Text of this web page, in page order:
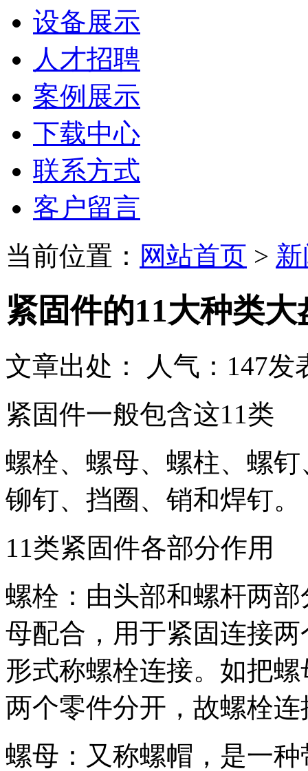
设备展示
人才招聘
案例展示
下载中心
联系方式
客户留言
当前位置： 网站首页 >
紧固件的11大种类大
文章出处： 人气： 147发
紧固件一般包含这11类
螺栓、螺母、螺柱、螺
铆钉、挡圈、销和焊钉。
11类紧固件各部分作用
螺栓：由头部和螺杆两
母配合，用于紧固连接
形式称螺栓连接。如把
两个零件分开，故螺栓
螺母：又称螺帽，是一